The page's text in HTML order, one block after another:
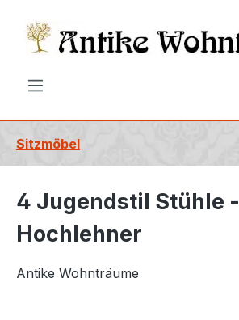
springen
Sitzmöbel
4 Jugendstil Stühle -
Hochlehner
Antike Wohnträume